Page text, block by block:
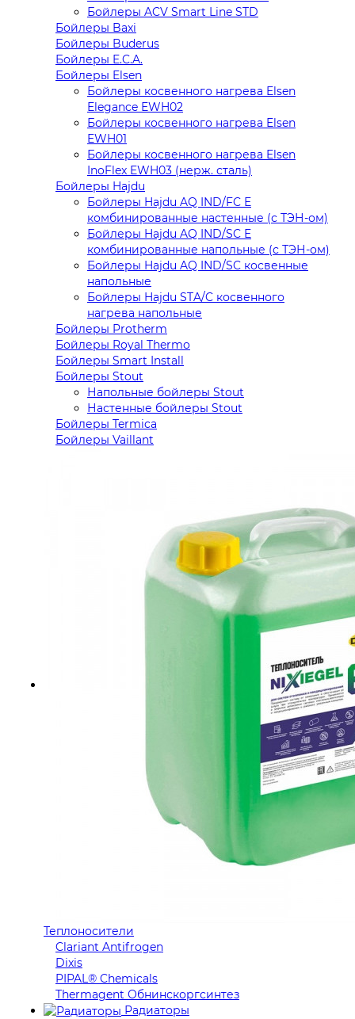
Бойлеры ACV Smart Line STD
Бойлеры Baxi
Бойлеры Buderus
Бойлеры E.C.A.
Бойлеры Elsen
Бойлеры косвенного нагрева Elsen
Elegance EWH02
Бойлеры косвенного нагрева Elsen
EWH01
Бойлеры косвенного нагрева Elsen
InoFlex EWH03 (нерж. сталь)
Бойлеры Hajdu
Бойлеры Hajdu AQ IND/FC E
комбинированные настенные (с ТЭН-ом)
Бойлеры Hajdu AQ IND/SC E
комбинированные напольные (с ТЭН-ом)
Бойлеры Hajdu AQ IND/SC косвенные
напольные
Бойлеры Hajdu STA/C косвенного
нагрева напольные
Бойлеры Protherm
Бойлеры Royal Thermo
Бойлеры Smart Install
Бойлеры Stout
Напольные бойлеры Stout
Настенные бойлеры Stout
Бойлеры Termica
Бойлеры Vaillant
Теплоносители
Clariant Antifrogen
Dixis
PIPAL® Chemicals
Thermagent Обнинскоргсинтез
Радиаторы